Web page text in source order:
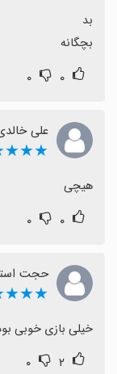
بچگانه
۰ ۰
علی خالدی
هیچی
۰ ۰
حجت
خیلی بازی خوبی
۲ ۰